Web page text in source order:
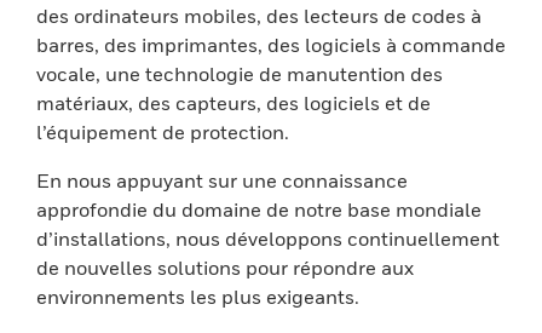
des ordinateurs mobiles, des lecteurs de codes à
barres, des imprimantes, des logiciels à commande
vocale, une technologie de manutention des
matériaux, des capteurs, des logiciels et de
l’équipement de protection.
En nous appuyant sur une connaissance
approfondie du domaine de notre base mondiale
d’installations, nous développons continuellement
de nouvelles solutions pour répondre aux
environnements les plus exigeants.